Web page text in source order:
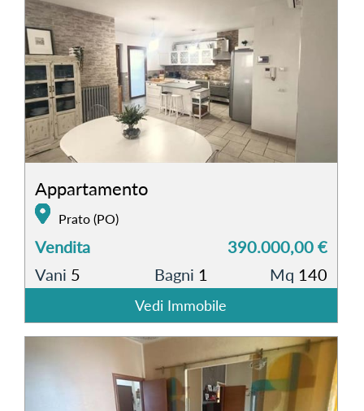
Appartamento
Prato (PO)
Vendita
390.000,00 €
Vani 5 Bagni 1 Mq 140
Vedi Immobile